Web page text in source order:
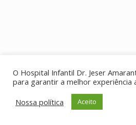
O Hospital Infantil Dr. Jeser
para garantir a melhor experiência
Nossa política
Aceito